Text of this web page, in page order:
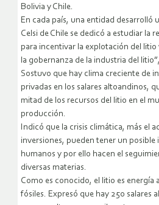
Bolivia y Chile.
En cada país, una entidad desarrolló
Celsi de Chile se dedicó a estudiar la
para incentivar la explotación del litio
la gobernanza de la industria del
Sostuvo que hay clima creciente de
privadas en los salares altoandinos,
mitad de los recursos del litio en el
producción.
Indicó que la crisis climática, más el
inversiones, pueden tener un posible
humanos y por ello hacen el
diversas materias.
Como es conocido, el litio es energía
fósiles. Expresó que hay 250 salares